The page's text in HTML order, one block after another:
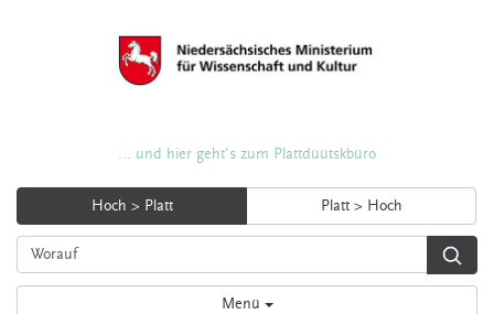
... und hier geht's zum Plattdüütskbüro
Hoch > Platt Platt > Hoch
Menü